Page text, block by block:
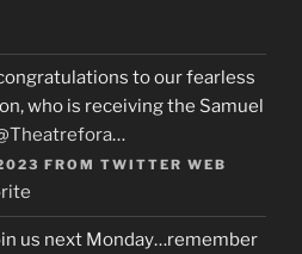
to our fearless
who is receiving the Samuel
…
FROM TWITTER WEB
us next Monday…remember